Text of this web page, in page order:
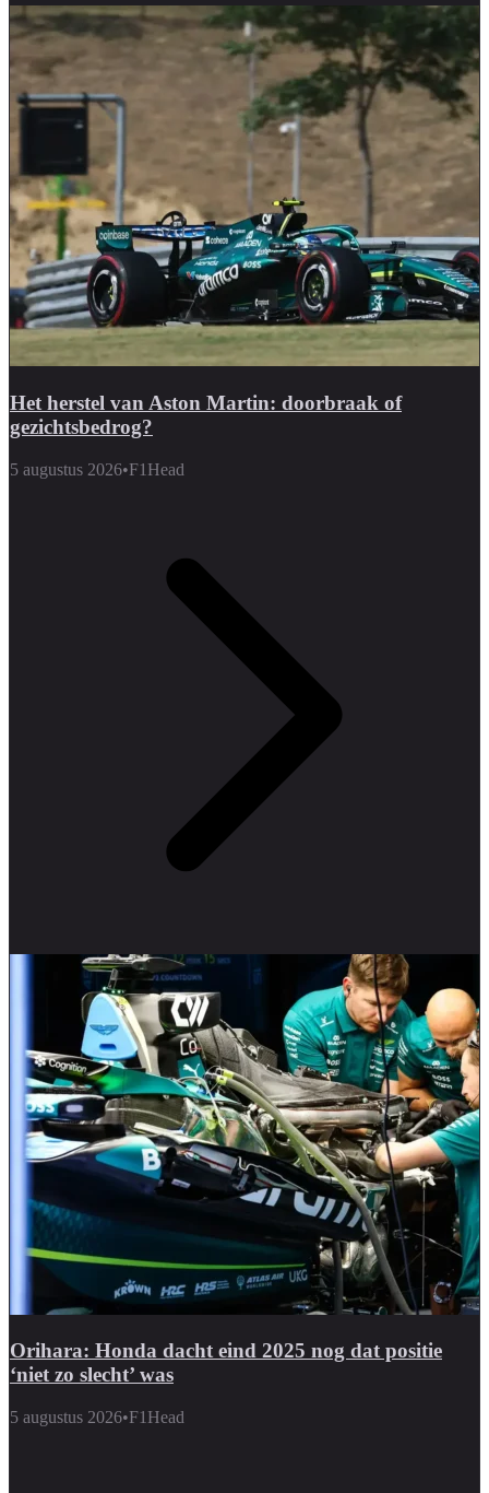
Het herstel van Aston Martin: doorbraak of
gezichtsbedrog?
5 augustus 2026•F1Head
Orihara: Honda dacht eind 2025 nog dat positie
‘niet zo slecht’ was
5 augustus 2026•F1Head